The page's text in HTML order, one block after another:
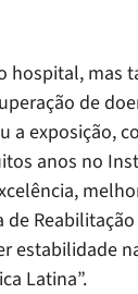
mas
de
a exposição,
anos no
estabilidade
Latina”.